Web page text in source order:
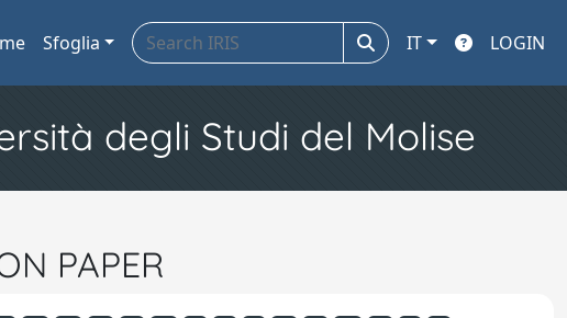
Sfoglia IT LOGIN
degli Studi del Molise
PAPER